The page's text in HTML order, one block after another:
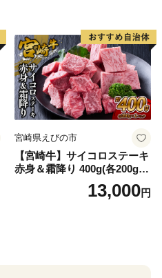
宮崎県えびの市
【宮崎牛】サイコロステーキ
赤身＆霜降り 400g(各200g×
１P 計2P) 真空パック 冷凍
13,000円